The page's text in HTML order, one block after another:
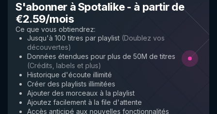
S'abonner à Spotalike- à partir de
€2.59/mois
Ce que vous obtiendrez:
Jusqu'à 100 titres par playlist (Doublez vos
découvertes)
Données étendues pour plus de 50M de titres
(Crédits, labels et plus)
Historique d'écoute illimité
Créer des playlists illimitées
Ajouter des morceaux à la playlist
Ajoutez facilement à la file d'attente
Accès anticipé aux nouvelles fonctionnalités